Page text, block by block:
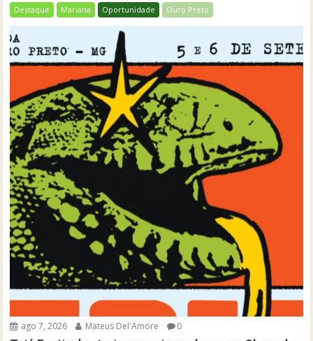
Destaque Mariana Oportunidade Ouro Preto
ago 7, 2026 Mateus Del'Amore 0